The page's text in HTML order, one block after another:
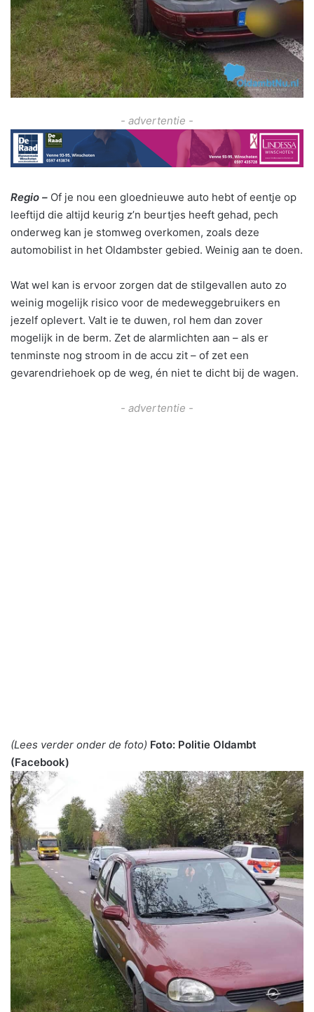
- advertentie -
Regio – Of je nou een gloednieuwe auto hebt of eentje op
leeftijd die altijd keurig z’n beurtjes heeft gehad, pech
onderweg kan je stomweg overkomen, zoals deze
automobilist in het Oldambster gebied. Weinig aan te doen.
Wat wel kan is ervoor zorgen dat de stilgevallen auto zo
weinig mogelijk risico voor de medeweggebruikers en
jezelf oplevert. Valt ie te duwen, rol hem dan zover
mogelijk in de berm. Zet de alarmlichten aan – als er
tenminste nog stroom in de accu zit – of zet een
gevarendriehoek op de weg, én niet te dicht bij de wagen.
- advertentie -
(Lees verder onder de foto) Foto: Politie Oldambt
(Facebook)